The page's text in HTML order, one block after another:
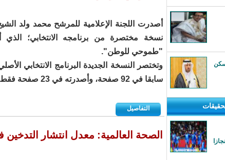
سكن
أصدرت اللجنة الإعلامية للمرشح محمد ولد
نسخة مختصرة من برنامجه الانتخابي؛ الذي
"طموحي للوطن".
وتختصر النسخة الجديدة البرنامج الانتخابي
سابقا في 92 صفحة، وأصدرته في 23 صفحة فقط.
التفاصيل
الصحة العالمية: معدل انتشار